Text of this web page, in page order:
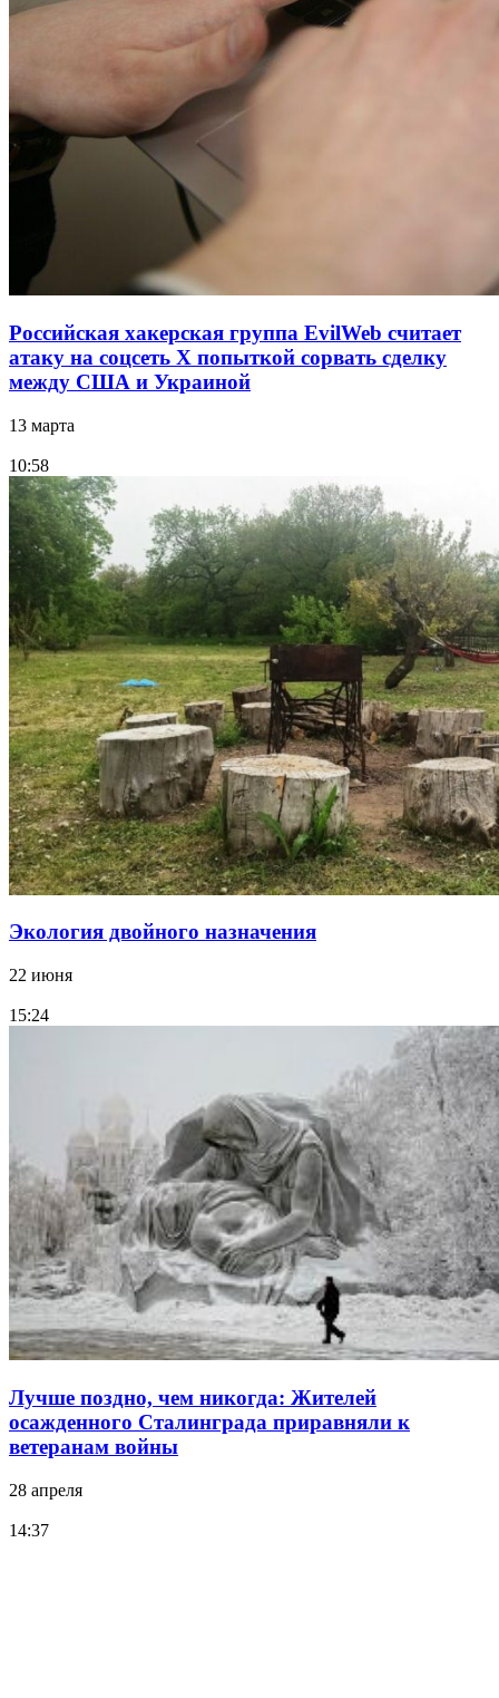
Российская хакерская группа EvilWeb считает
атаку на соцсеть Х попыткой сорвать сделку
между США и Украиной
13 марта
10:58
Экология двойного назначения
22 июня
15:24
Лучше поздно, чем никогда: Жителей
осажденного Сталинграда приравняли к
ветеранам войны
28 апреля
14:37